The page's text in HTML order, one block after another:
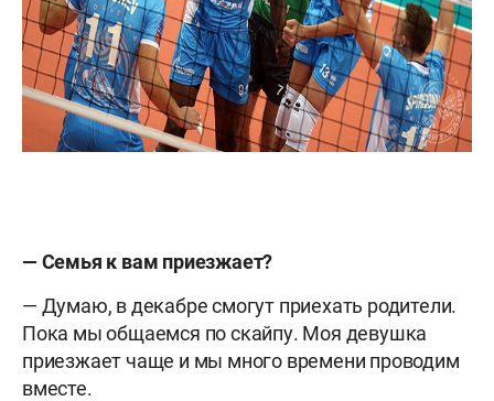
— Семья к вам приезжает?
— Думаю, в декабре смогут приехать родители.
Пока мы общаемся по скайпу. Моя девушка
приезжает чаще и мы много времени проводим
вместе.